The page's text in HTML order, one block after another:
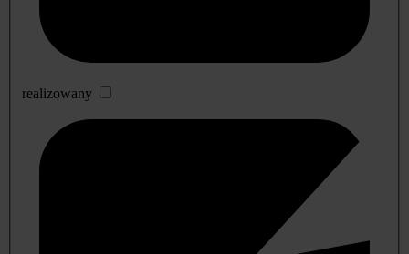
realizowany